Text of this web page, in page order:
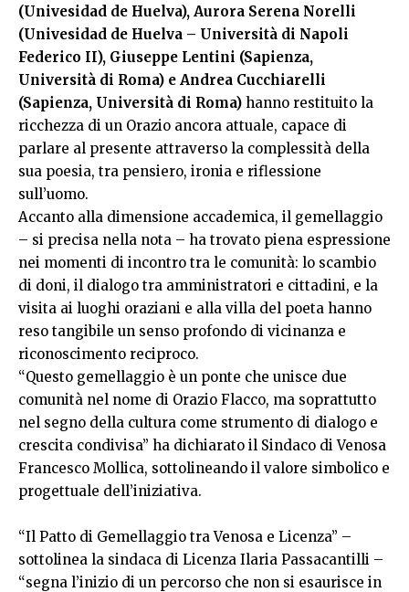
(Univesidad de Huelva), Aurora Serena Norelli
(Univesidad de Huelva – Università di Napoli
Federico II), Giuseppe Lentini (Sapienza,
Università di Roma) e Andrea Cucchiarelli
(Sapienza, Università di Roma) hanno restituito la
ricchezza di un Orazio ancora attuale, capace di
parlare al presente attraverso la complessità della
sua poesia, tra pensiero, ironia e riflessione
sull’uomo.
Accanto alla dimensione accademica, il gemellaggio
– si precisa nella nota – ha trovato piena espressione
nei momenti di incontro tra le comunità: lo scambio
di doni, il dialogo tra amministratori e cittadini, e la
visita ai luoghi oraziani e alla villa del poeta hanno
reso tangibile un senso profondo di vicinanza e
riconoscimento reciproco.
“Questo gemellaggio è un ponte che unisce due
comunità nel nome di Orazio Flacco, ma soprattutto
nel segno della cultura come strumento di dialogo e
crescita condivisa” ha dichiarato il Sindaco di Venosa
Francesco Mollica, sottolineando il valore simbolico e
progettuale dell’iniziativa.
“Il Patto di Gemellaggio tra Venosa e Licenza” –
sottolinea la sindaca di Licenza Ilaria Passacantilli –
“segna l’inizio di un percorso che non si esaurisce in